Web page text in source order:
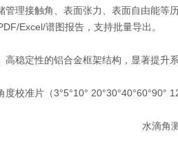
管理接触角、表面张力、表面自由能等
Excel/谱图报告，支持批量导出。
高稳定性的铝合金框架结构，显著提升
校准片（3°5°10° 20°30°40°60°90°